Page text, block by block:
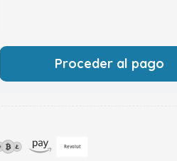
Proceder al pago